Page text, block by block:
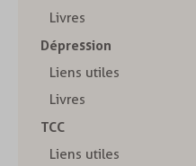
Livres
Dépression
Liens utiles
Livres
TCC
Liens utiles